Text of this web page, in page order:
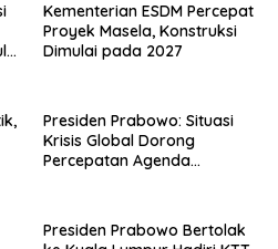
Kementerian ESDM Percepat
Proyek Masela, Konstruksi
Dimulai pada 2027
Presiden Prabowo: Situasi
Krisis Global Dorong
Percepatan Agenda
Presiden Prabowo Bertolak